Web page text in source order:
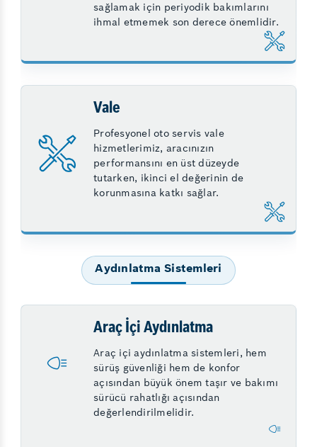
sağlamak için periyodik bakımlarını
ihmal etmemek son derece önemlidir.
Vale
Profesyonel oto servis vale
hizmetlerimiz, aracınızın
performansını en üst düzeyde
tutarken, ikinci el değerinin de
korunmasına katkı sağlar.
Aydınlatma Sistemleri
Araç İçi Aydınlatma
Araç içi aydınlatma sistemleri, hem
sürüş güvenliği hem de konfor
açısından büyük önem taşır ve bakımı
sürücü rahatlığı açısından
değerlendirilmelidir.